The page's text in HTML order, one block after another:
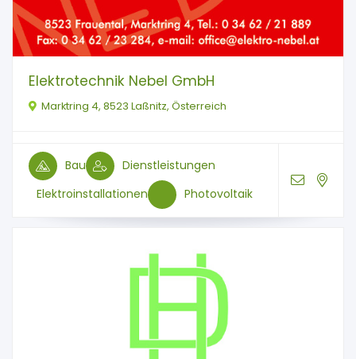
Elektrotechnik Nebel GmbH
Marktring 4, 8523 Laßnitz, Österreich
Bau
Dienstleistungen
Elektroinstallationen
Photovoltaik